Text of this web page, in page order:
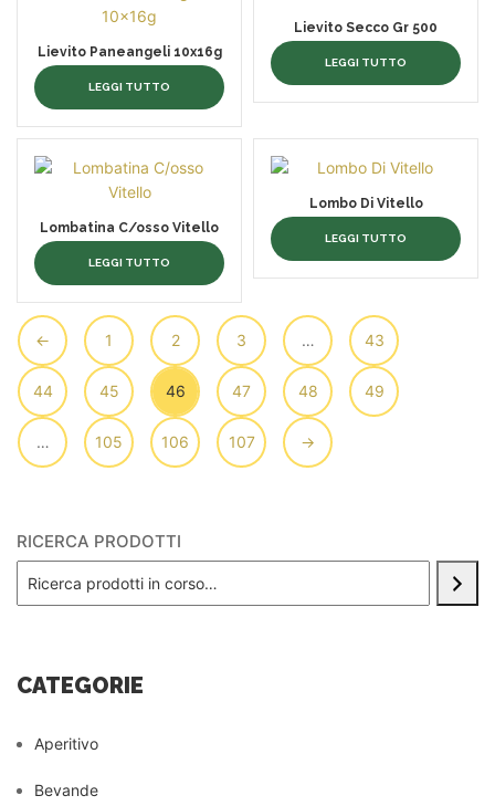
Lievito Paneangeli 10x16g
LEGGI TUTTO
Lievito Secco Gr 500
LEGGI TUTTO
Lombatina C/osso Vitello
LEGGI TUTTO
Lombo Di Vitello
LEGGI TUTTO
← 1 2 3 … 43
44 45 46 47 48 49
… 105 106 107 →
RICERCA PRODOTTI
CATEGORIE
Aperitivo
Bevande